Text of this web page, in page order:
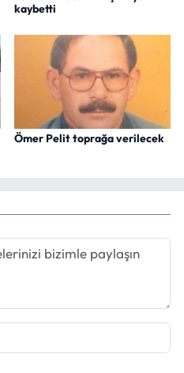
kaybetti
Ömer Pelit toprağa verilecek